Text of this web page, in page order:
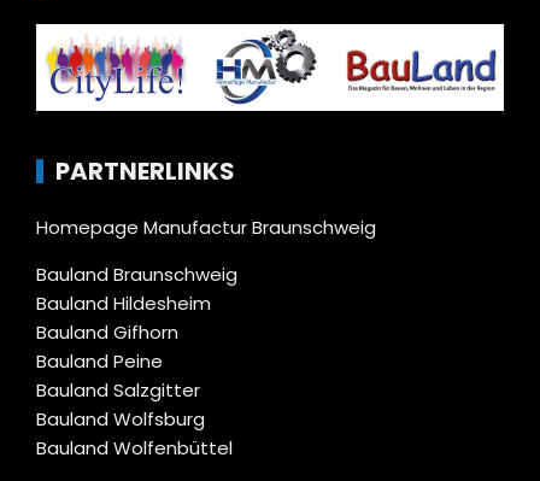
PARTNERLINKS
Homepage Manufactur Braunschweig
Bauland Braunschweig
Bauland Hildesheim
Bauland Gifhorn
Bauland Peine
Bauland Salzgitter
Bauland Wolfsburg
Bauland Wolfenbüttel